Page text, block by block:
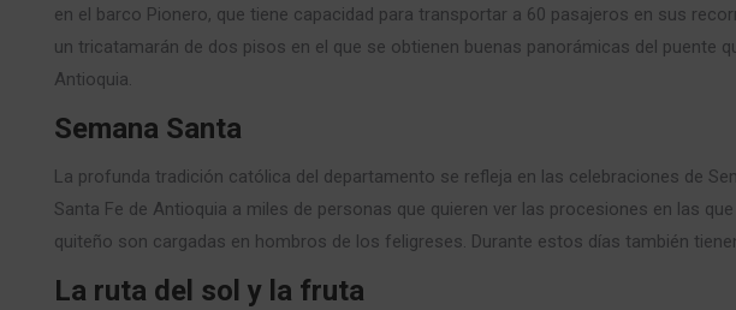
en el barco Pionero, que tiene capacidad para transportar a 60 pasajeros en sus
un tricatamarán de dos pisos en el que se obtienen buenas panorámicas del puente
Antioquia.
Semana Santa
La profunda tradición católica del departamento se refleja en las celebraciones de
Santa Fe de Antioquia a miles de personas que quieren ver las procesiones en las
quiteño son cargadas en hombros de los feligreses. Durante estos días también
La ruta del sol y la fruta